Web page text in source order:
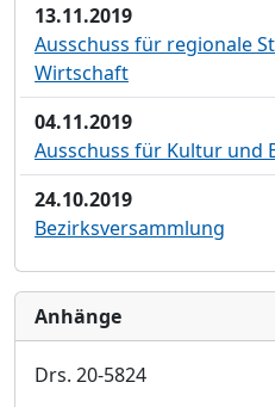
13.11.2019
Ausschuss für regionale
Wirtschaft
04.11.2019
Ausschuss für Kultur und
24.10.2019
Bezirksversammlung
Anhänge
Drs. 20-5824